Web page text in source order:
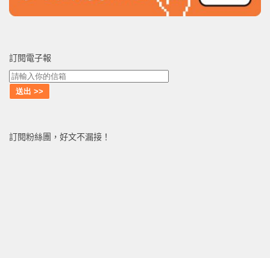
訂閱電子報
訂閱粉絲團，好文不漏接！